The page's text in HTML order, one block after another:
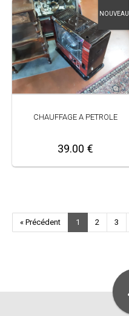
NOUVEAU
CHAUFFAGE A PETROLE
39.00 €
« Précédent 1 2 3